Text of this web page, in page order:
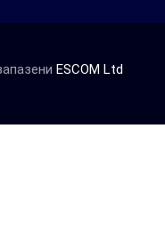
ESCOM Ltd